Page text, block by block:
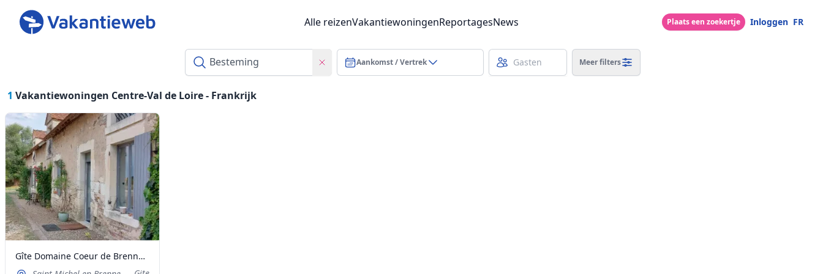
Alle reizenVakantiewoningenReportagesNews Plaats een zoekertje Inloggen FR
Aankomst / Vertrek Meer filters
1 Vakantiewoningen Centre-Val de Loire - Frankrijk
Gîte Domaine Coeur de Brenne aan de rand van de vijver